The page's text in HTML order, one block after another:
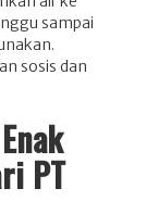
sampai
sosis dan
PT